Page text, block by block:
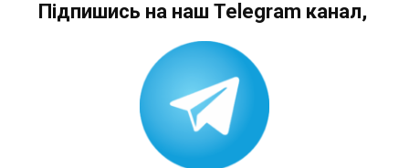
Підпишись на наш Telegram канал,